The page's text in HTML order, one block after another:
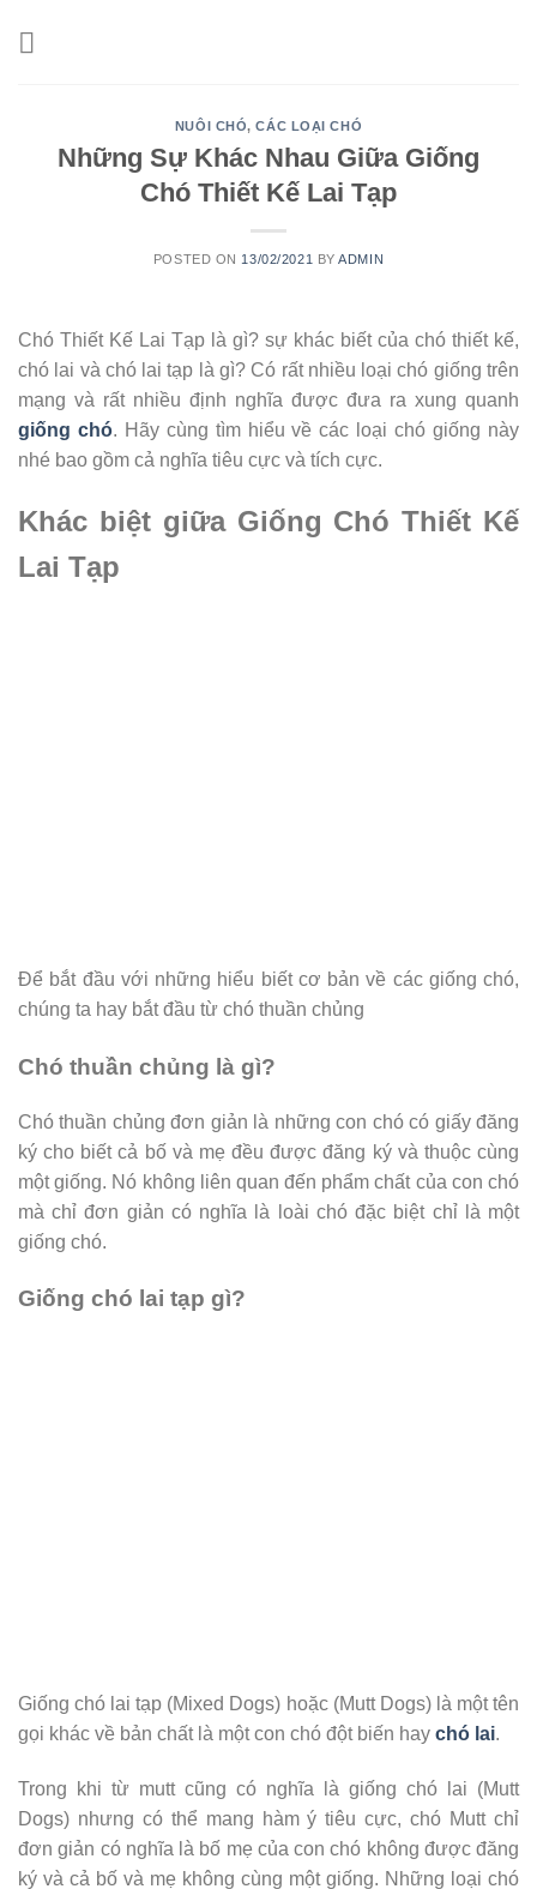
NUÔI CHÓ,CÁC LOẠI CHÓ
Những Sự Khác Nhau Giữa Giống
Chó Thiết Kế Lai Tạp
POSTED ON 13/02/2021 BYADMIN
Chó Thiết Kế Lai Tạp là gì? sự khác biết của chó thiết kế,
chó lai và chó lai tạp là gì? Có rất nhiều loại chó giống trên
mạng và rất nhiều định nghĩa được đưa ra xung quanh
giống chó. Hãy cùng tìm hiểu về các loại chó giống này
nhé bao gồm cả nghĩa tiêu cực và tích cực.
Khác biệt giữa Giống Chó Thiết Kế
Lai Tạp
Để bắt đầu với những hiểu biết cơ bản về các giống chó,
chúng ta hay bắt đầu từ chó thuần chủng
Chó thuần chủng là gì?
Chó thuần chủng đơn giản là những con chó có giấy đăng
ký cho biết cả bố và mẹ đều được đăng ký và thuộc cùng
một giống. Nó không liên quan đến phẩm chất của con chó
mà chỉ đơn giản có nghĩa là loài chó đặc biệt chỉ là một
giống chó.
Giống chó lai tạp gì?
Giống chó lai tạp (Mixed Dogs) hoặc (Mutt Dogs) là một tên
gọi khác về bản chất là một con chó đột biến hay chó lai.
Trong khi từ mutt cũng có nghĩa là giống chó lai (Mutt
Dogs) nhưng có thể mang hàm ý tiêu cực, chó Mutt chỉ
đơn giản có nghĩa là bố mẹ của con chó không được đăng
ký và cả bố và mẹ không cùng một giống. Những loại chó